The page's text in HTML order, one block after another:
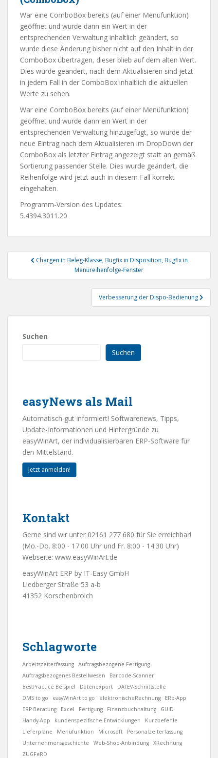
War eine ComboBox bereits (auf einer Menüfunktion)
geöffnet und wurde dann ein Wert in der
entsprechenden Verwaltung inhaltlich geändert, so
wurde diese Änderung bisher nicht auf den Inhalt in der
ComboBox übertragen, dieser blieb auf dem alten Wert.
Dies wurde geändert, nach dem Aktualisieren sind jetzt
in jedem Fall in der ComboBox inhaltlich die aktuellen
Werte zu sehen.
War eine ComboBox bereits (auf einer Menüfunktion)
geöffnet und wurde dann ein Wert in der
entsprechenden Verwaltung hinzugefügt, so wurde der
neue Eintrag nach dem Aktualisieren im DropDown der
ComboBox als letzter Eintrag angezeigt statt an gemäß
Sortierung passender Stelle. Dies wurde geändert, die
Reihenfolge wird jetzt auch in diesem Fall korrekt
eingehalten.
Programm-Version des Updates:
5.4394.3011.20
Beitragsnavigation
Chargen in Beleg-Klasse, Bugfix in Disposition, Bugfix in
Menüreihenfolge-Fenster
Verbesserung der Dispo-Bedienung
Suchen
Suchen
easyNews als Mail
Automatisch gut informiert! Softwarenews, Tipps,
Update-Informationen und Hintergründe zu
easyWinArt, der individualisierbaren ERP-Software für
den Mittelstand.
Jetzt anmelden!
Kontakt
Gerne sind wir unter 02161 277 680 für Sie erreichbar!
(Mo.-Do. 8:00 - 17:00 Uhr und Fr. 8:00 - 14:30 Uhr)
Webseite: www.easyWinArt.de
easyWinArt ERP by IT-Easy GmbH
Liedberger Straße 53 a-b
41352 Korschenbroich
Schlagworte
Arbeitszeiterfassung
Auftragsbezogene Fertigung
Auftragsbezogenes Bestellwesen
Barcode-Scanner
BestPractice Beispiel
Datenexport
DATEV-Schnittstelle
DMS to go
easyWinArt to go elektronischeRechnung
ERp-App
ERP-Beratung
Excel Fertigung Finanzbuchhaltung
GUID
Handy-App
kundenspezifische Entwicklungen
Kurzbefehle
Lieferpläne
Menüfunktion Microsoft
Personalzeiterfassung
Unternehmensgeschichte
Web-Shop-Anbindung
XRechnung
ZUGFeRD